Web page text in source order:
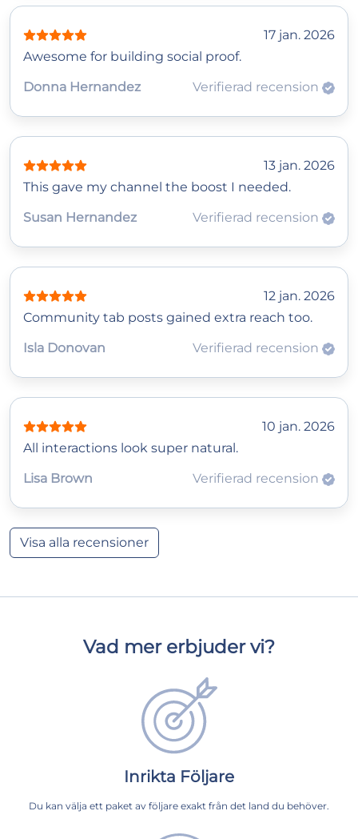
17 jan. 2026
Awesome for building social proof.
Donna Hernandez
Verifierad recension
13 jan. 2026
This gave my channel the boost I needed.
Susan Hernandez
Verifierad recension
12 jan. 2026
Community tab posts gained extra reach too.
Isla Donovan
Verifierad recension
10 jan. 2026
All interactions look super natural.
Lisa Brown
Verifierad recension
Visa alla recensioner
Vad mer erbjuder vi?
Inrikta Följare
Du kan välja ett paket av följare exakt från det land du behöver.